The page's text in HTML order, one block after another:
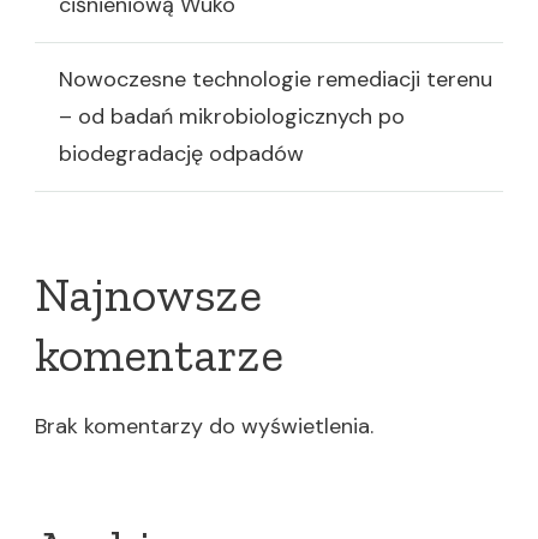
Nowoczesne technologie remediacji terenu
– od badań mikrobiologicznych po
biodegradację odpadów
Najnowsze
komentarze
Brak komentarzy do wyświetlenia.